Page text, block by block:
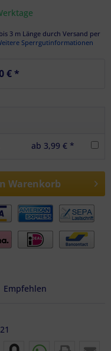
3 m Länge durch Versand per
Sperrgutinformationen
€*
ab 3,99 € *
Warenkorb
Empfehlen